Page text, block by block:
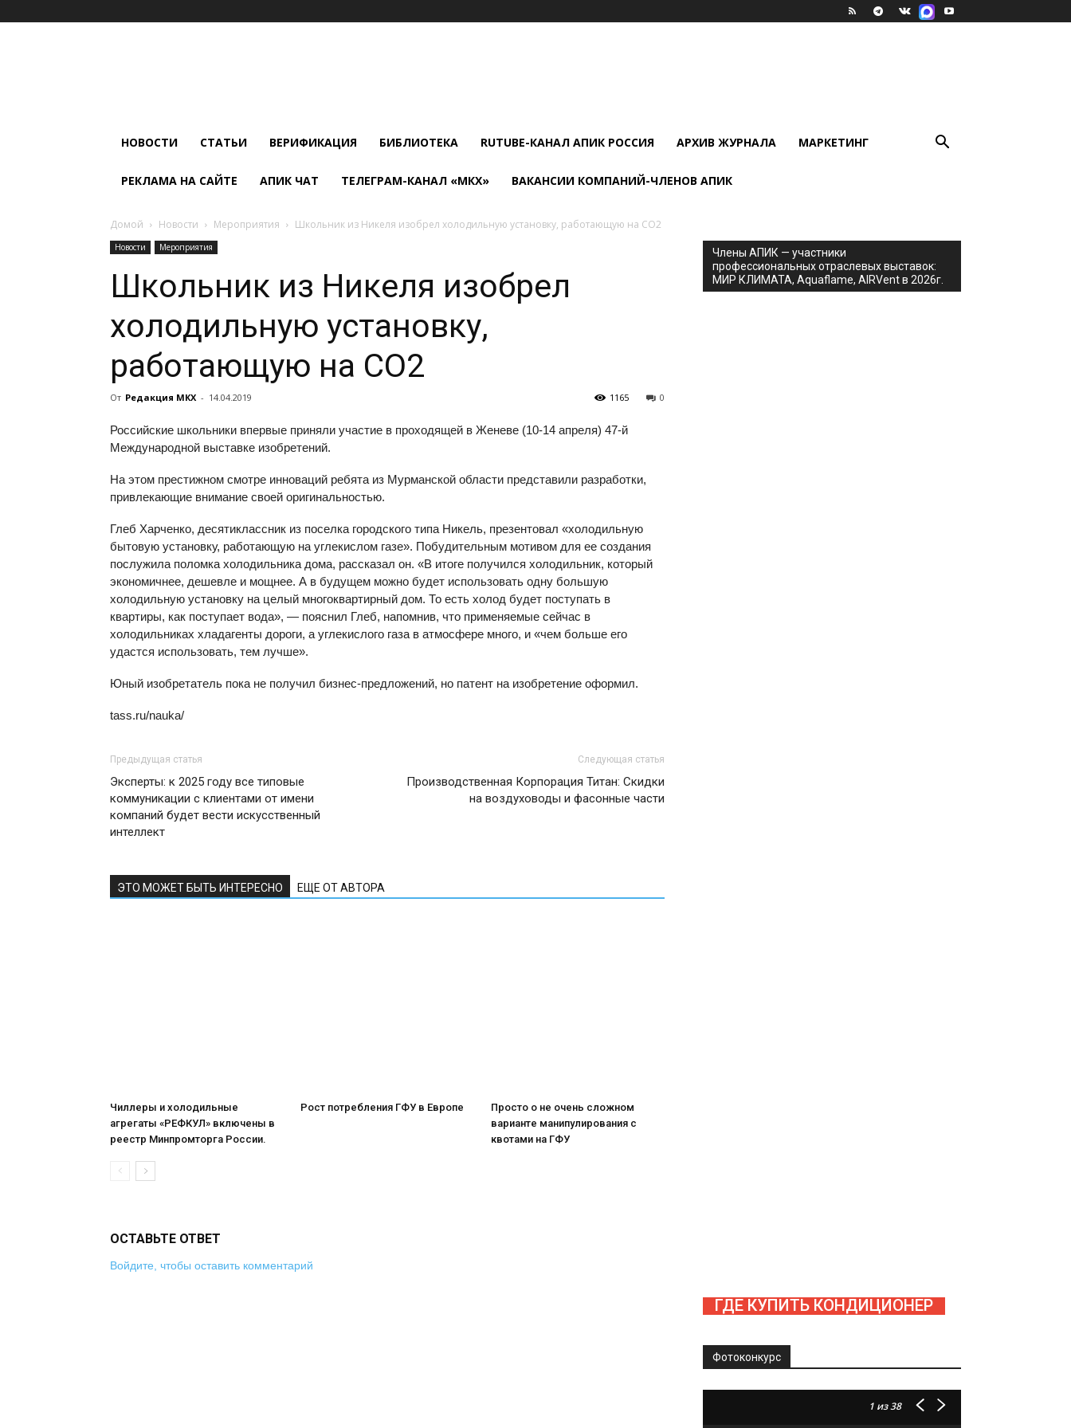
НОВОСТИ СТАТЬИ ВЕРИФИКАЦИЯ БИБЛИОТЕКА RUTUBE-КАНАЛ АПИК РОССИЯ АРХИВ ЖУРНАЛА МАРКЕТИНГ
РЕКЛАМА НА САЙТЕ АПИК ЧАТ ТЕЛЕГРАМ-КАНАЛ «МКХ» ВАКАНСИИ КОМПАНИЙ-ЧЛЕНОВ АПИК
Домой Новости Мероприятия Школьник из Никеля изобрел холодильную установку, работающую на CO2
Новости Мероприятия
Школьник из Никеля изобрел
холодильную установку,
работающую на CO2
От Редакция МКХ - 14.04.2019 0
1165
Российские школьники впервые приняли участие в проходящей в Женеве (10-14 апреля) 47-й
Международной выставке изобретений.
На этом престижном смотре инноваций ребята из Мурманской области представили разработки,
привлекающие внимание своей оригинальностью.
Глеб Харченко, десятиклассник из поселка городского типа Никель, презентовал «холодильную
бытовую установку, работающую на углекислом газе». Побудительным мотивом для ее создания
послужила поломка холодильника дома, рассказал он. «В итоге получился холодильник, который
экономичнее, дешевле и мощнее. А в будущем можно будет использовать одну большую
холодильную установку на целый многоквартирный дом. То есть холод будет поступать в
квартиры, как поступает вода», — пояснил Глеб, напомнив, что применяемые сейчас в
холодильниках хладагенты дороги, а углекислого газа в атмосфере много, и «чем больше его
удастся использовать, тем лучше».
Юный изобретатель пока не получил бизнес-предложений, но патент на изобретение оформил.
tass.ru/nauka/
Предыдущая статья
Эксперты: к 2025 году все типовые
коммуникации с клиентами от имени
компаний будет вести искусственный
интеллект
Следующая статья
Производственная Корпорация Титан: Скидки
на воздуховоды и фасонные части
ЭТО МОЖЕТ БЫТЬ ИНТЕРЕСНО ЕЩЕ ОТ АВТОРА
Чиллеры и холодильные
агрегаты «РЕФКУЛ» включены в
реестр Минпромторга России.
Рост потребления ГФУ в Европе
Просто о не очень сложном
варианте манипулирования с
квотами на ГФУ
ОСТАВЬТЕ ОТВЕТ
Войдите, чтобы оставить комментарий
Члены АПИК — участники
профессиональных отраслевых выставок:
МИР КЛИМАТА, Aquaflame, AIRVent в 2026г.
ГДЕ КУПИТЬ КОНДИЦИОНЕР
Фотоконкурс
1 из 38